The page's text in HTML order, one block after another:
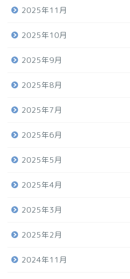
2025年11月
2025年10月
2025年9月
2025年8月
2025年7月
2025年6月
2025年5月
2025年4月
2025年3月
2025年2月
2024年11月